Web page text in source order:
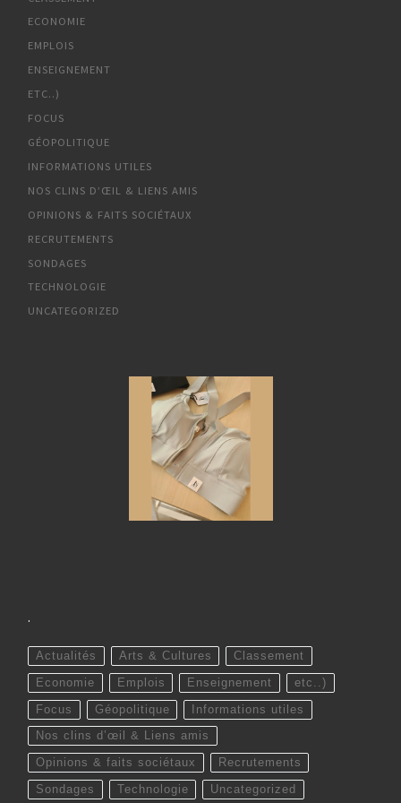
ECONOMIE
EMPLOIS
ENSEIGNEMENT
ETC..)
FOCUS
GÉOPOLITIQUE
INFORMATIONS UTILES
NOS CLINS D’ŒIL & LIENS AMIS
OPINIONS & FAITS SOCIÉTAUX
RECRUTEMENTS
SONDAGES
TECHNOLOGIE
UNCATEGORIZED
.
Actualités Arts & Cultures Classement
Economie Emplois Enseignement etc..)
Focus Géopolitique Informations utiles
Nos clins d’œil & Liens amis
Opinions & faits sociétaux Recrutements
Sondages Technologie Uncategorized